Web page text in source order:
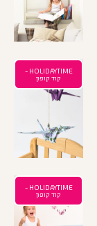
HOLIDAYTIME -
קוד קופון
HOLIDAYTIME -
קוד קופון